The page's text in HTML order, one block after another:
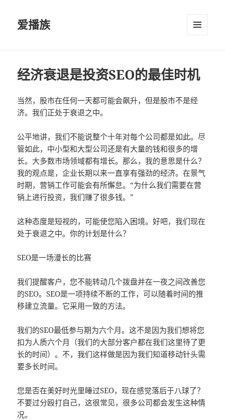
爱播族
经济衰退是投资SEO的最佳时机
当然，股市在任何一天都可能会飙升，但是股市不是经
济。我们正处于衰退之中。
公平地讲，我们不能说整个十年对每个公司都是如此。尽
管如此，中小型和大型公司还是有大量的钱和很多的增
长。大多数市场领域都有增长。那么，我的意思是什么？
我的观点是，企业长期以来一直享有强劲的经济。在景气
时期，营销工作可能会有所懈怠。“为什么我们需要在营
销上进行投资，我们赚了很多钱。”
这种态度是短视的，可能使您陷入困境。好吧，我们现在
处于衰退之中。你的计划是什么？
SEO是一场漫长的比赛
我们提醒客户，您不能转动几个拨盘并在一夜之间改善您
的SEO。SEO是一项持续不断的工作，可以随着时间的推
移建立流量。它采用一致的方法。
我们的SEO最低参与期为六个月。这不是因为我们想将您
扣为人质六个月（我们的大部分客户都在我们这里待了更
长的时间）。不，我们这样做是因为我们知道移动针头需
要多长时间。
您是否在美好时光里睡过SEO，现在感觉落后于八球了？
不要过分殴打自己，这很常见，很多公司都会发生这种情
况。